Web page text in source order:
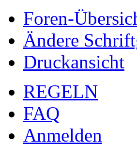
Foren-
Ändere
Druckansicht
REGELN
FAQ
Anmelden